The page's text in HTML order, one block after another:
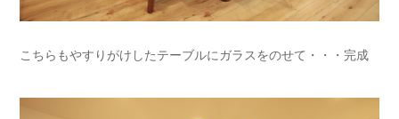
こちらもやすりがけしたテーブルにガラスをのせて・・・完成